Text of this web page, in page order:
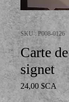
SKU : P008-0126
Carte
signet
24,00 $CA Prix